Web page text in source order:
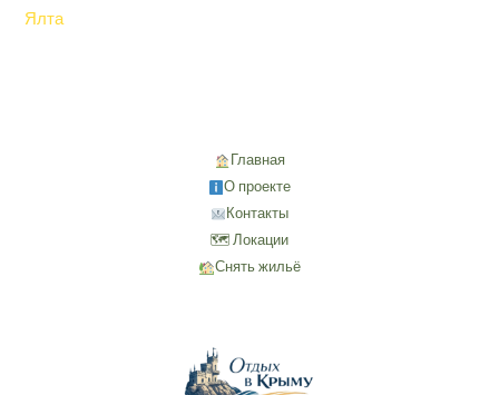
Ялта
Главная
О проекте
Контакты
🗺 Локации
Снять жильё